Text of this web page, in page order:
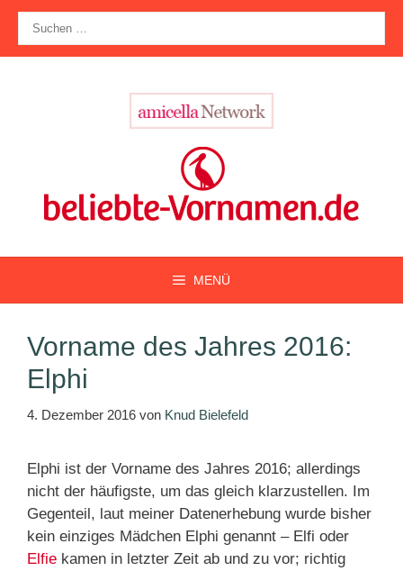
Zum
Inhalt
springen
nach:
MENÜ
Vorname des Jahres 2016:
Elphi
4. Dezember 2016 von Knud Bielefeld
Elphi ist der Vorname des Jahres 2016; allerdings
nicht der häufigste, um das gleich klarzustellen. Im
Gegenteil, laut meiner Datenerhebung wurde bisher
kein einziges Mädchen Elphi genannt – Elfi oder
Elfie kamen in letzter Zeit ab und zu vor; richtig